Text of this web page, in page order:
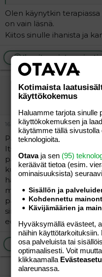
ensimmäiset kuukaudet
Kaikkea hyvää sinulle
Olen käynytkin
on vain läsnä.
Kiitos sinulle ihanista ja
Ilmoita asiaton viesti
heltsuli
Tunnettu jäsen
16.06.2026
Pahoinvointiin on nykyää
Itselläni oli bonjesta
paljon olemista. Toki
kuitenkin mutta oletan
halailut pönttöä
maininnut niin sea-band
paljonkin pahoinvointia,
sinäkin selviä ja eihän sitä
edes tule.
Ilmoita asiaton viesti
Kotimaista
käyttökokemus
Haluamme tarjota sinulle
käyttökokemuksen ja
käytämme tällä
teknologioita.
Otavaja sen (95)
keräävät tietoa (esim.
ominaisuuk­sista)
Sisällön ja
Kohdennettu
Kävijämäärien ja
Hyväksymällä evästeet,
näihin
osa palveluista tai
optimaalisesti. Voit
klikkaamalla
alareunassa.